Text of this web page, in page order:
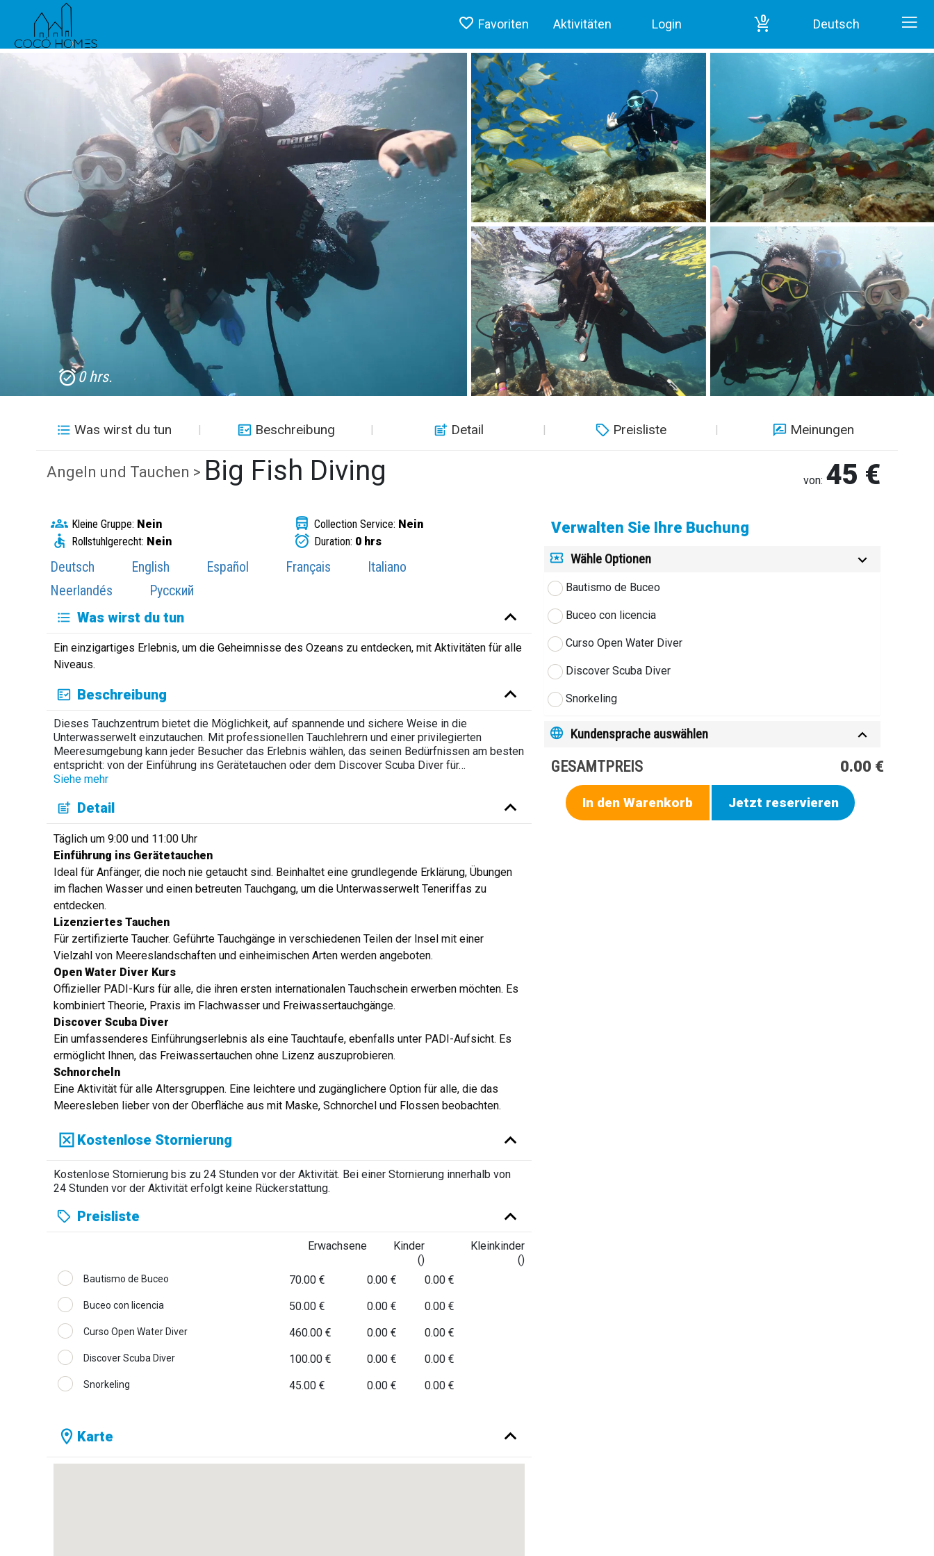
Favoriten Aktivitäten Login 0 Deutsch
0 hrs.
Was wirst du tun Beschreibung Detail Preisliste Meinungen
Angeln und Tauchen > Big Fish Diving von: 45 €
Kleine Gruppe: Nein Collection Service: Nein
Rollstuhlgerecht: Nein Duration: 0 hrs
Deutsch English Español Français
Italiano
Neerlandés
Русский
Was wirst du tun
Ein einzigartiges Erlebnis, um die Geheimnisse des Ozeans zu entdecken, mit Aktivitäten für alle
Niveaus.
Beschreibung
Dieses Tauchzentrum bietet die Möglichkeit, auf spannende und sichere Weise in die
Unterwasserwelt einzutauchen. Mit professionellen Tauchlehrern und einer privilegierten
Meeresumgebung kann jeder Besucher das Erlebnis wählen, das seinen Bedürfnissen am besten
entspricht: von der Einführung ins Gerätetauchen oder dem Discover Scuba Diver für…
Siehe mehr
Detail
Täglich um 9:00 und 11:00 Uhr
Einführung ins Gerätetauchen
Ideal für Anfänger, die noch nie getaucht sind. Beinhaltet eine grundlegende Erklärung, Übungen
im flachen Wasser und einen betreuten Tauchgang, um die Unterwasserwelt Teneriffas zu
entdecken.
Lizenziertes Tauchen
Für zertifizierte Taucher. Geführte Tauchgänge in verschiedenen Teilen der Insel mit einer
Vielzahl von Meereslandschaften und einheimischen Arten werden angeboten.
Open Water Diver Kurs
Offizieller PADI-Kurs für alle, die ihren ersten internationalen Tauchschein erwerben möchten. Es
kombiniert Theorie, Praxis im Flachwasser und Freiwassertauchgänge.
Discover Scuba Diver
Ein umfassenderes Einführungserlebnis als eine Tauchtaufe, ebenfalls unter PADI-Aufsicht. Es
ermöglicht Ihnen, das Freiwassertauchen ohne Lizenz auszuprobieren.
Schnorcheln
Eine Aktivität für alle Altersgruppen. Eine leichtere und zugänglichere Option für alle, die das
Meeresleben lieber von der Oberfläche aus mit Maske, Schnorchel und Flossen beobachten.
Kostenlose Stornierung
Kostenlose Stornierung bis zu 24 Stunden vor der Aktivität. Bei einer Stornierung innerhalb von
24 Stunden vor der Aktivität erfolgt keine Rückerstattung.
Preisliste
Erwachsene
Kinder
()
Kleinkinder
()
Bautismo de Buceo 70.00 € 0.00 € 0.00 €
Buceo con licencia 50.00 € 0.00 € 0.00 €
Curso Open Water Diver 460.00 € 0.00 € 0.00 €
Discover Scuba Diver 100.00 € 0.00 € 0.00 €
Snorkeling 45.00 € 0.00 € 0.00 €
Karte
Verwalten Sie Ihre Buchung
Wähle Optionen
Bautismo de Buceo
Buceo con licencia
Curso Open Water Diver
Discover Scuba Diver
Snorkeling
Kundensprache auswählen
GESAMTPREIS 0.00 €
In den Warenkorb Jetzt reservieren